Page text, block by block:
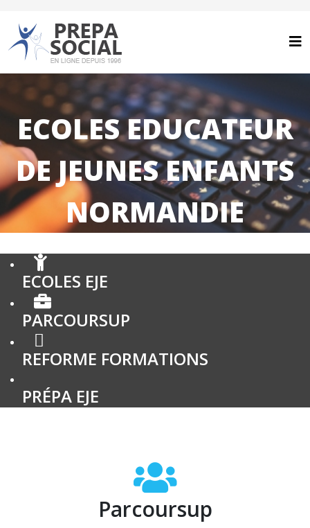
ECOLES EDUCATEUR
DE JEUNES ENFANTS
NORMANDIE
ECOLES EJE
PARCOURSUP
REFORME FORMATIONS
PRÉPA EJE
Parcoursup